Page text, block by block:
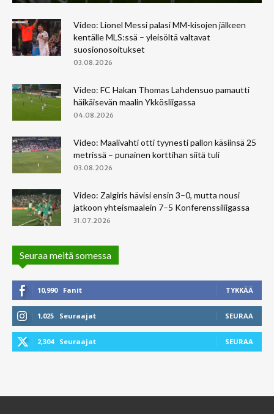
Video: Lionel Messi palasi MM-kisojen jälkeen
kentälle MLS:ssä – yleisöltä valtavat
suosionosoitukset
03.08.2026
Video: FC Hakan Thomas Lahdensuo pamautti
häikäisevän maalin Ykkösliigassa
04.08.2026
Video: Maalivahti otti tyynesti pallon käsiinsä 25
metrissä – punainen korttihan siitä tuli
03.08.2026
Video: Zalgiris hävisi ensin 3–0, mutta nousi
jatkoon yhteismaalein 7–5 Konferenssiliigassa
31.07.2026
Seuraa meitä somessa
10,990 Fanit TYKKÄÄ
1,025 Seuraajat SEURAA
2,304 Seuraajat SEURAA